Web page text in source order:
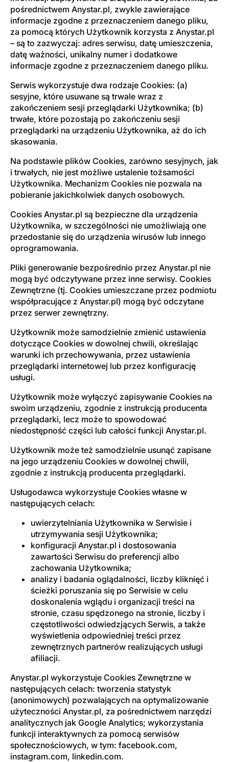
pośrednictwem Anystar.pl, zwykle zawierające
informacje zgodne z przeznaczeniem danego pliku,
za pomocą których Użytkownik korzysta z Anystar.pl
– są to zazwyczaj: adres serwisu, datę umieszczenia,
datę ważności, unikalny numer i dodatkowe
informacje zgodne z przeznaczeniem danego pliku.
Serwis wykorzystuje dwa rodzaje Cookies: (a)
sesyjne, które usuwane są trwale wraz z
zakończeniem sesji przeglądarki Użytkownika; (b)
trwałe, które pozostają po zakończeniu sesji
przeglądarki na urządzeniu Użytkownika, aż do ich
skasowania.
Na podstawie plików Cookies, zarówno sesyjnych, jak
i trwałych, nie jest możliwe ustalenie tożsamości
Użytkownika. Mechanizm Cookies nie pozwala na
pobieranie jakichkolwiek danych osobowych.
Cookies Anystar.pl są bezpieczne dla urządzenia
Użytkownika, w szczególności nie umożliwiają one
przedostanie się do urządzenia wirusów lub innego
oprogramowania.
Pliki generowanie bezpośrednio przez Anystar.pl nie
mogą być odczytywane przez inne serwisy. Cookies
Zewnętrzne (tj. Cookies umieszczane przez podmiotu
współpracujące z Anystar.pl) mogą być odczytane
przez serwer zewnętrzny.
Użytkownik może samodzielnie zmienić ustawienia
dotyczące Cookies w dowolnej chwili, określając
warunki ich przechowywania, przez ustawienia
przeglądarki internetowej lub przez konfigurację
usługi.
Użytkownik może wyłączyć zapisywanie Cookies na
swoim urządzeniu, zgodnie z instrukcją producenta
przeglądarki, lecz może to spowodować
niedostępność części lub całości funkcji Anystar.pl.
Użytkownik może też samodzielnie usunąć zapisane
na jego urządzeniu Cookies w dowolnej chwili,
zgodnie z instrukcją producenta przeglądarki.
Usługodawca wykorzystuje Cookies własne w
następujących celach:
uwierzytelniania Użytkownika w Serwisie i
utrzymywania sesji Użytkownika;
konfiguracji Anystar.pl i dostosowania
zawartości Serwisu do preferencji albo
zachowania Użytkownika;
analizy i badania oglądalności, liczby kliknięć i
ścieżki poruszania się po Serwisie w celu
doskonalenia wglądu i organizacji treści na
stronie, czasu spędzonego na stronie, liczby i
częstotliwości odwiedzjących Serwis, a także
wyświetlenia odpowiedniej treści przez
zewnętrznych partnerów realizujących usługi
afiliacji.
Anystar.pl wykorzystuje Cookies Zewnętrzne w
następujących celach: tworzenia statystyk
(anonimowych) pozwalających na optymalizowanie
użyteczności Anystar.pl, za pośrednictwem narzędzi
analitycznych jak Google Analytics; wykorzystania
funkcji interaktywnych za pomocą serwisów
społecznościowych, w tym: facebook.com,
instagram.com, linkedin.com.